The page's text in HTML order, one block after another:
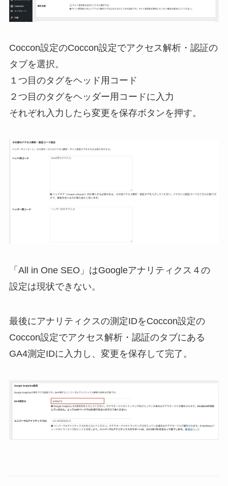
Coccon設定のCoccon設定でアクセス解析・認証の
タブを選択。
１つ目のタグをヘッド用コード
２つ目のタグをヘッダー用コードに入力
それぞれ入力したら変更を保存ボタンを押す。
「All in One SEO」はGoogleアナリティクス４の
設定は現状できない。
最後にアナリティクスの測定IDをCoccon設定の
Coccon設定でアクセス解析・認証のタブにある
GA4測定IDに入力し、変更を保存して完了。